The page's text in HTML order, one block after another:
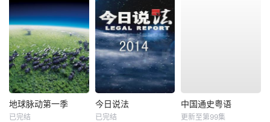
地球脉动第一季
已完结
今日说法
已完结
中国通史粤语
更新至第99集